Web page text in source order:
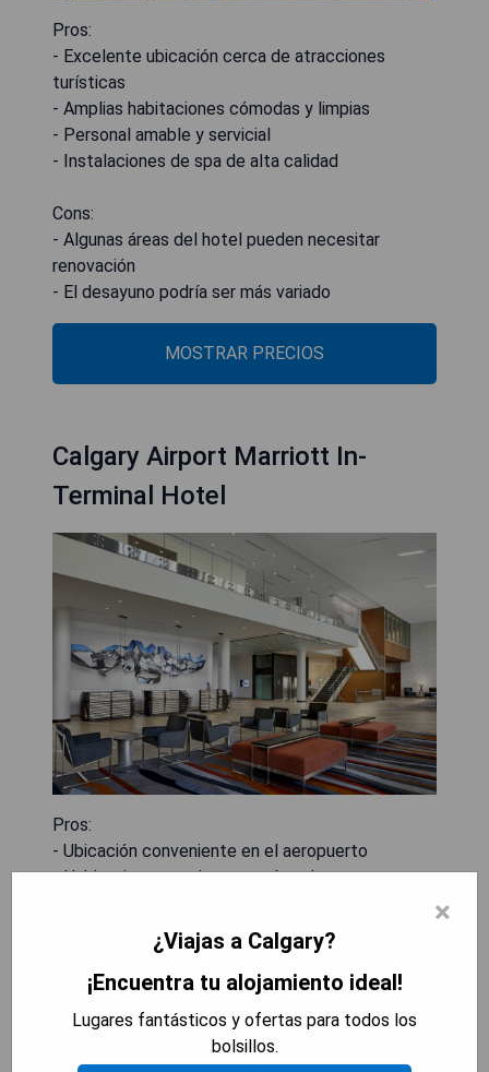
Pros:
- Excelente ubicación cerca de atracciones
turísticas
- Amplias habitaciones cómodas y limpias
- Personal amable y servicial
- Instalaciones de spa de alta calidad
Cons:
- Algunas áreas del hotel pueden necesitar
renovación
- El desayuno podría ser más variado
MOSTRAR PRECIOS
Calgary Airport Marriott In-
Terminal Hotel
Pros:
- Ubicación conveniente en el aeropuerto
- Habitaciones modernas y cómodas
- Ofrece servicios de spa para relajarse
Cons:
- Precios pueden ser elevados durante
temporada alta
- Espacios comunes pueden estar concurridos
×
¿Viajas a Calgary?
¡Encuentra tu alojamiento ideal!
Lugares fantásticos y ofertas para todos los
bolsillos.